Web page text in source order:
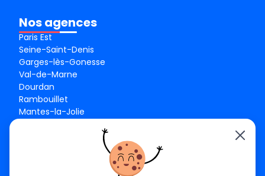
Nos agences
Paris Est
Seine-Saint-Denis
Garges-lès-Gonesse
Val-de-Marne
Dourdan
Rambouillet
Mantes-la-Jolie